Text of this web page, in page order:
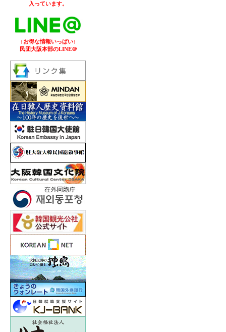
入っています。
↑お得な情報いっぱい↑
民団大阪本部のLINE＠